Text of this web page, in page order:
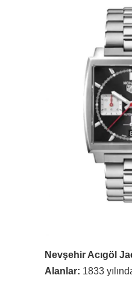
Nevşehir Acıgöl
Alanlar: 1833